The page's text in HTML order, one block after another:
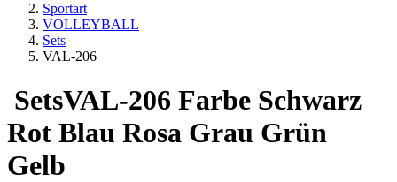
Sportart
VOLLEYBALL
Sets
VAL-206
SetsVAL-206 Farbe Schwarz
Rot Blau Rosa Grau Grün
Gelb